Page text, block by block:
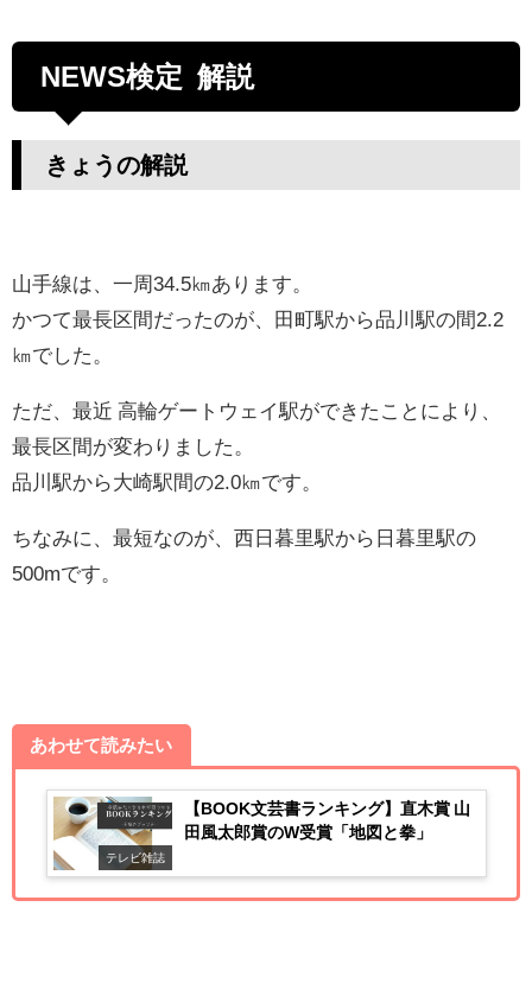
NEWS検定 解説
きょうの解説
山手線は、一周34.5㎞あります。
かつて最長区間だったのが、田町駅から品川駅の間2.2
㎞でした。
ただ、最近 高輪ゲートウェイ駅ができたことにより、
最長区間が変わりました。
品川駅から大崎駅間の2.0㎞です。
ちなみに、最短なのが、西日暮里駅から日暮里駅の
500mです。
あわせて読みたい
テレビ雑誌
【BOOK文芸書ランキング】直木賞 山
田風太郎賞のW受賞「地図と拳」